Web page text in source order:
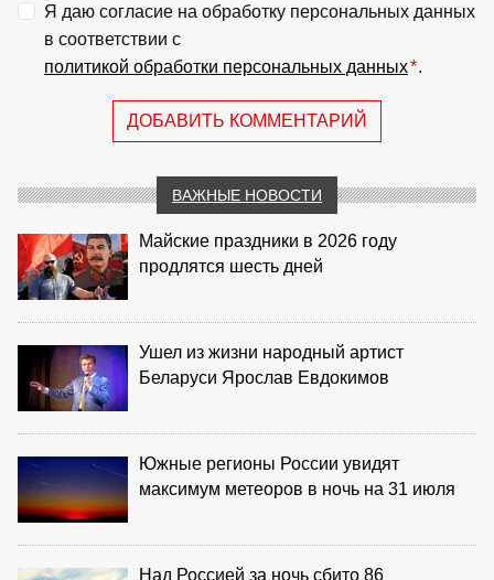
Я даю согласие на обработку персональных данных
в соответствии с
политикой обработки персональных данных*.
ДОБАВИТЬ КОММЕНТАРИЙ
ВАЖНЫЕ НОВОСТИ
Майские праздники в 2026 году
продлятся шесть дней
Ушел из жизни народный артист
Беларуси Ярослав Евдокимов
Южные регионы России увидят
максимум метеоров в ночь на 31 июля
Над Россией за ночь сбито 86